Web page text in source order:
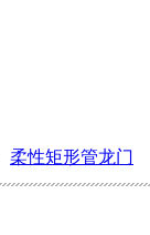
柔性矩形管龙门